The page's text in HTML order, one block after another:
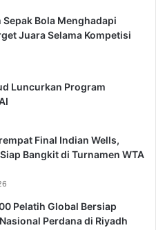
Bola Menghadapi
Juara Selama Kompetisi
Luncurkan Program
Final Indian Wells,
Bangkit di Turnamen WTA
Pelatih Global Bersiap
Perdana di Riyadh